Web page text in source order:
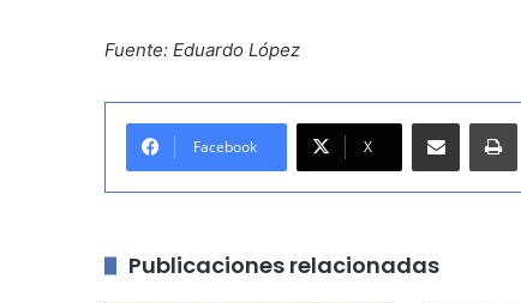
Fuente: Eduardo López
Facebook X
Publicaciones relacionadas